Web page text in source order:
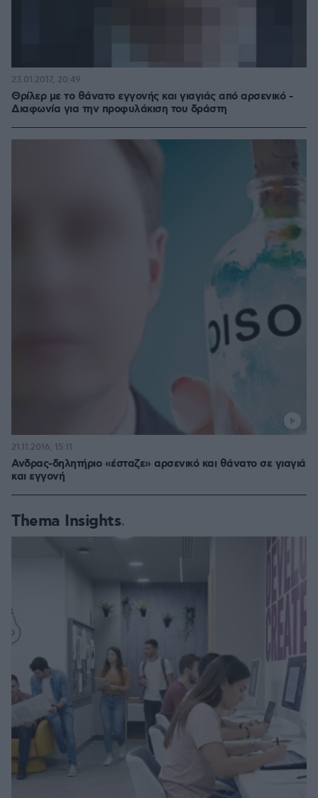
Θρίλερ με το θάνατο εγγονής και γιαγιάς από αρσενικό -
Διαφωνία για την προφυλάκιση του δράστη
23.01.2017, 20:49
Ανδρας-δηλητήριο «έσταζε» αρσενικό και θάνατο σε γιαγιά
και εγγονή
21.11.2016, 15:11
Thema Insights